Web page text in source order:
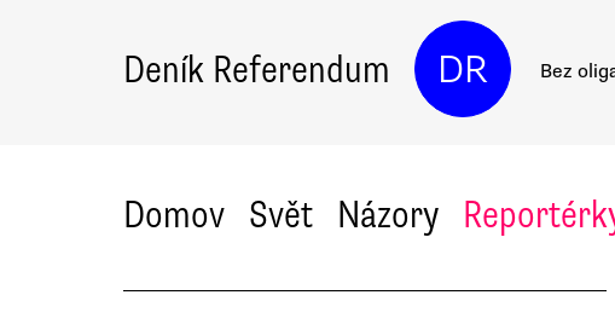
Deník Referendum DR Bez
Domov Svět Názory